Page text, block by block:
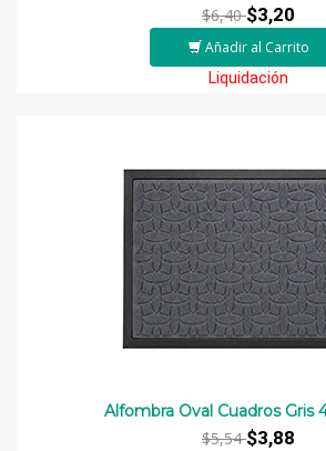
$6,40$3,20
Añadir al Carrito
Liquidación
Alfombra Oval Cuadros Gris
$5,54$3,88